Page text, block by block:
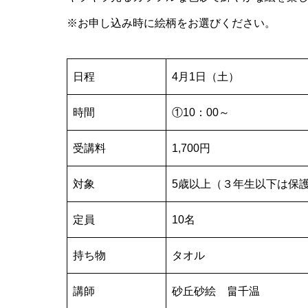
※お申し込み時に絵柄をお選びください。
日程 4月1日（土）
時間 ①10：00～
受講料 1,700円
対象 5歳以上（３年生以下は保
定員 10名
持ち物 タオル
講師 砂丘砂絵 畠千温